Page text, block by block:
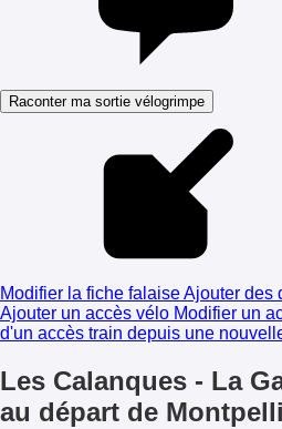
Raconter ma sortie vélogrimpe
Modifier la fiche falaiseAjouter des
Ajouter un accès vélo Modifier un
d'un accès train depuis une
Les Calanques - La
au départ de